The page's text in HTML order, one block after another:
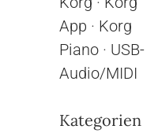
App · Korg
Piano · USB-
Audio/MIDI
Kategorien